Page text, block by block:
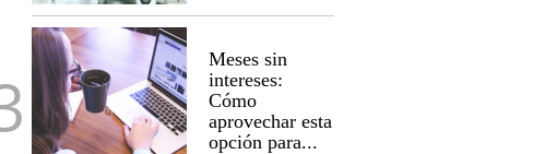
Meses sin
intereses:
Cómo
aprovechar esta
opción para...